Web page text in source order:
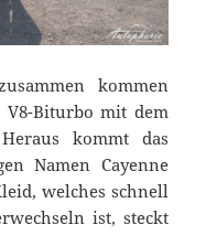
kommen
Biturbo mit dem
kommt das
Namen Cayenne
welches schnell
ist, steckt